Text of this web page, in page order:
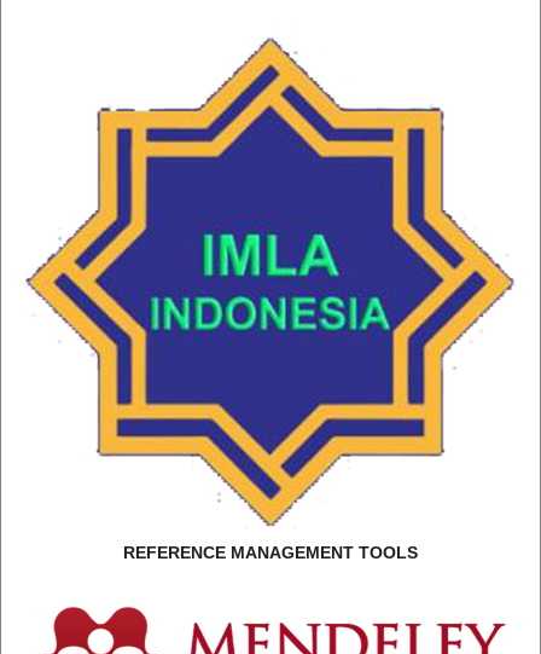
REFERENCE MANAGEMENT TOOLS